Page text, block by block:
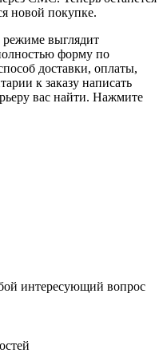
новой покупке.
режиме выглядит
форму по
доставки, оплаты,
к заказу написать
вас найти. Нажмите
интересующий вопрос